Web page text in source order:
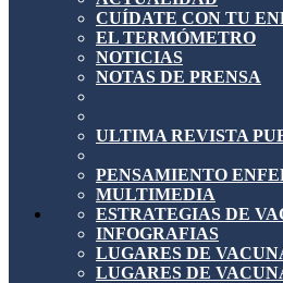
CUÍDATE CON TU
EL TERMÓMETRO
NOTICIAS
NOTAS DE PRENSA
ULTIMA REVISTA
PENSAMIENTO
MULTIMEDIA
ESTRATEGIAS DE
INFOGRAFIAS
LUGARES DE
LUGARES DE